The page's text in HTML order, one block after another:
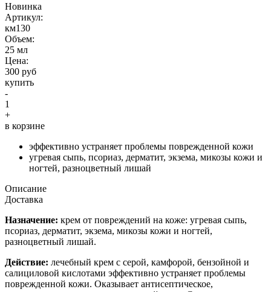
Новинка
Aртикул:
км130
Объем:
25 мл
Цена:
300 руб
купить
-
1
+
в корзине
эффективно устраняет проблемы поврежденной кожи
угревая сыпь, псориаз, дерматит, экзема, микозы кожи и
ногтей, разноцветный лишай
Описание
Доставка
Назначение: крем от повреждений на коже: угревая сыпь,
псориаз, дерматит, экзема, микозы кожи и ногтей,
разноцветный лишай.
Действие: лечебный крем с серой, камфорой, бензойной и
салициловой кислотами эффективно устраняет проблемы
поврежденной кожи. Оказывает антисептическое,